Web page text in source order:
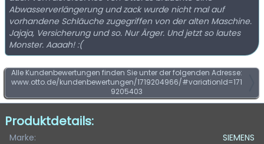
Abwasserverlängerung und zack wurde nicht mal auf
vorhandene Schläuche zugegriffen von der alten Maschine.
Jajaja, Versicherung und so. Nur Ärger. Und jetzt so lautes
Monster. Aaaah! :(
Alle Kundenbewertungen finden Sie unter der folgenden Adresse:
www.otto.de/kundenbewertungen/1719204966/#variationId=171
9205403
Produktdetails:
Marke:
SIEMENS